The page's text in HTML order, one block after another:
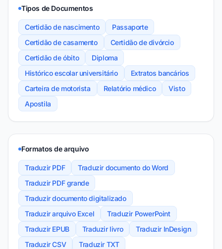
Tipos de Documentos
Certidão de nascimento
Passaporte
Certidão de casamento
Certidão de divórcio
Certidão de óbito
Diploma
Histórico escolar universitário
Extratos bancários
Carteira de motorista
Relatório médico
Visto
Apostila
Formatos de arquivo
Traduzir PDF
Traduzir documento do Word
Traduzir PDF grande
Traduzir documento digitalizado
Traduzir arquivo Excel
Traduzir PowerPoint
Traduzir EPUB
Traduzir livro
Traduzir InDesign
Traduzir CSV
Traduzir TXT